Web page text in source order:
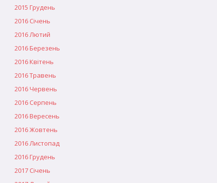
2015 Грудень
2016 Січень
2016 Лютий
2016 Березень
2016 Квітень
2016 Травень
2016 Червень
2016 Серпень
2016 Вересень
2016 Жовтень
2016 Листопад
2016 Грудень
2017 Січень